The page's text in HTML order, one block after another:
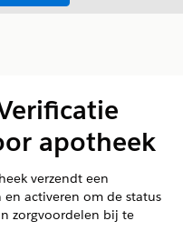
apotheek
verzendt een
activeren om de status
zorgvoordelen bij te